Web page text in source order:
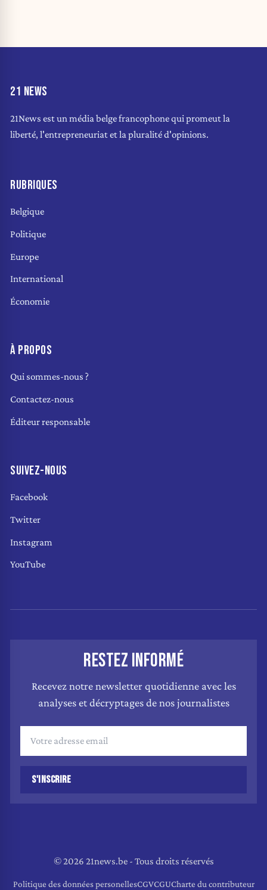
21 NEWS
21News est un média belge francophone qui promeut la
liberté, l'entrepreneuriat et la pluralité d'opinions.
RUBRIQUES
Belgique
Politique
Europe
International
Économie
À PROPOS
Qui sommes-nous ?
Contactez-nous
Éditeur responsable
SUIVEZ-NOUS
Facebook
Twitter
Instagram
YouTube
RESTEZ INFORMÉ
Recevez notre newsletter quotidienne avec les
analyses et décryptages de nos journalistes
S'INSCRIRE
© 2026 21news.be - Tous droits réservés
Politique des données personellesCGVCGUCharte du contributeur